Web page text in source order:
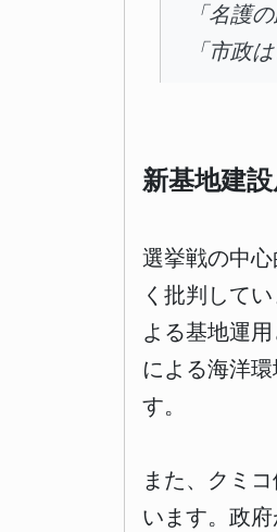
「名護
「市政
新基地建
選挙戦の中
く批判して
よる基地運
による海洋
す。
また、クミ
います。政